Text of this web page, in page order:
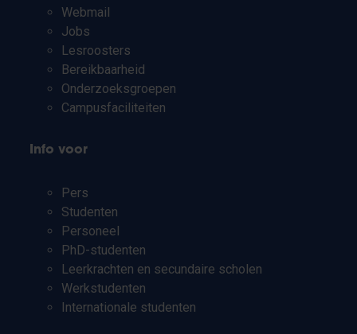
Webmail
Jobs
Lesroosters
Bereikbaarheid
Onderzoeksgroepen
Campusfaciliteiten
Info voor
Pers
Studenten
Personeel
PhD-studenten
Leerkrachten en secundaire scholen
Werkstudenten
Internationale studenten